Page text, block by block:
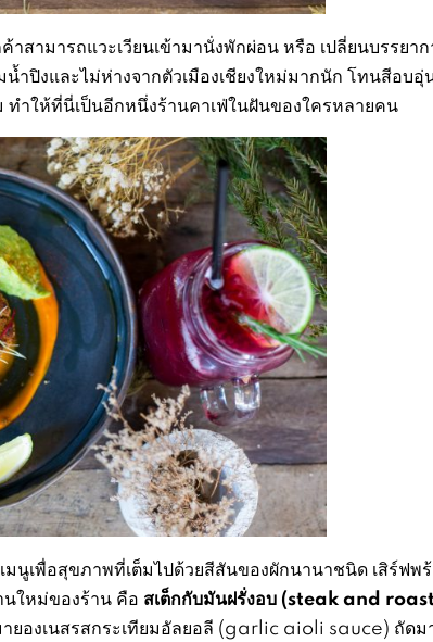
สามารถแวะเวียนเข้ามานั่งพักผ่อน หรือ เปลี่ยนบรรยา
ำปิงและไม่ห่างจากตัวเมืองเชียงใหม่มากนัก โทนสีอบอุ่
ทำให้ที่นี่เป็นอีกหนึ่งร้านคาเฟ่ในฝันของใครหลายคน
เมนูเพื่อสุขภาพที่เต็มไปด้วยสีสันของผักนานาชนิด เสิร์ฟพ
ใหม่ของร้าน คือ สเต็กกับมันฝรั่งอบ (steak and
ยองเนสรสกระเทียมอัลยอลี (garlic aioli sauce) ถัดม